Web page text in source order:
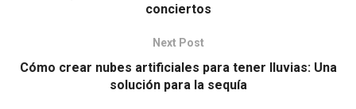
conciertos
Next Post
Cómo crear nubes artificiales para tener lluvias: Una
solución para la sequía